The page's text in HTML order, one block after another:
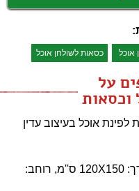
אוכל כסאות לשולחן אוכל
על
וכסאות
לפינת אוכל בעיצוב עדין
מידות השולחנות: גובה: 78 ס''מ, אורך: 120X150 ס''מ, רוחב: